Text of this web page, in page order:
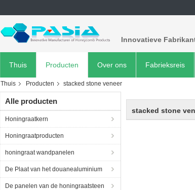
Innovatieve
Thuis Producten Over ons Fabrieksreis
Thuis Producten stacked stone veneer
Alle producten
Honingraatkern
Honingraatproducten
honingraat wandpanelen
De Plaat van het douanealuminium
De panelen van de honingraatsteen
stacked stone